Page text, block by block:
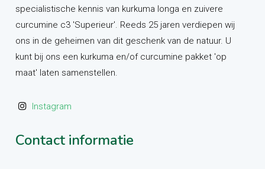
specialistische kennis van kurkuma longa en zuivere
curcumine c3 'Superieur'. Reeds 25 jaren verdiepen wij
ons in de geheimen van dit geschenk van de natuur. U
kunt bij ons een kurkuma en/of curcumine pakket 'op
maat' laten samenstellen.
Instagram
Contact informatie